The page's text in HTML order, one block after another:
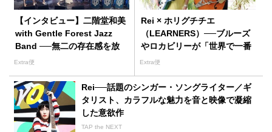
【インタビュー】二階堂和美
with Gentle Forest Jazz
Band ──無二の存在感を放
つシンガーとビッグバンド、
Extra便
Rei × ホリグチチエ
（LEARNERS）──ブルーズ
やロカビリーが「世界で一番
オシャレな音楽」に聴こえる
Extra便
Rei──話題のシンガー・ソングライター／ギ
タリスト、カラフルな魅力を音と映像で凝縮
した意欲作
TAP the NEXT